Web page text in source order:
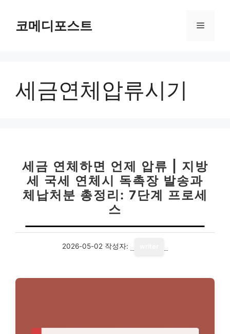
코메디포스트 메
세금연체압류시기
세금 연체하면 언제 압류 | 지방
세 국세 연체시 독촉장 발송과
체납처분 총정리: 7단계 프로세
스
2026-05-02 작성자: